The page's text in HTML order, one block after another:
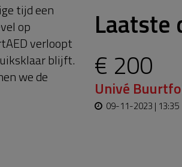
tijd een
op
verloopt
blijft.
we de
Laatste
€ 200
Univé
09-11-2023 | 13:35